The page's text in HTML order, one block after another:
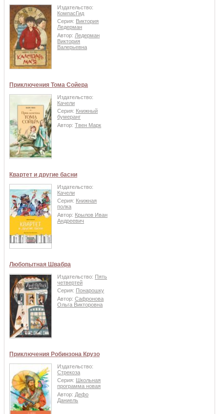
Издательство:
КомпасГид
Серия: Виктория
Ледерман
Автор: Ледерман
Виктория
Валерьевна
Приключения Тома Сойера
Издательство:
Качели
Серия: Книжный
бумеранг
Автор: Твен Марк
Квартет и другие басни
Издательство:
Качели
Серия: Книжная
полка
Автор: Крылов Иван
Андреевич
Любопытная Швабра
Издательство: Пять
четвертей
Серия: Понарошку
Автор: Сафронова
Ольга Викторовна
Приключения Робинзона Крузо
Издательство:
Стрекоза
Серия: Школьная
программа новая
Автор: Дефо
Даниель